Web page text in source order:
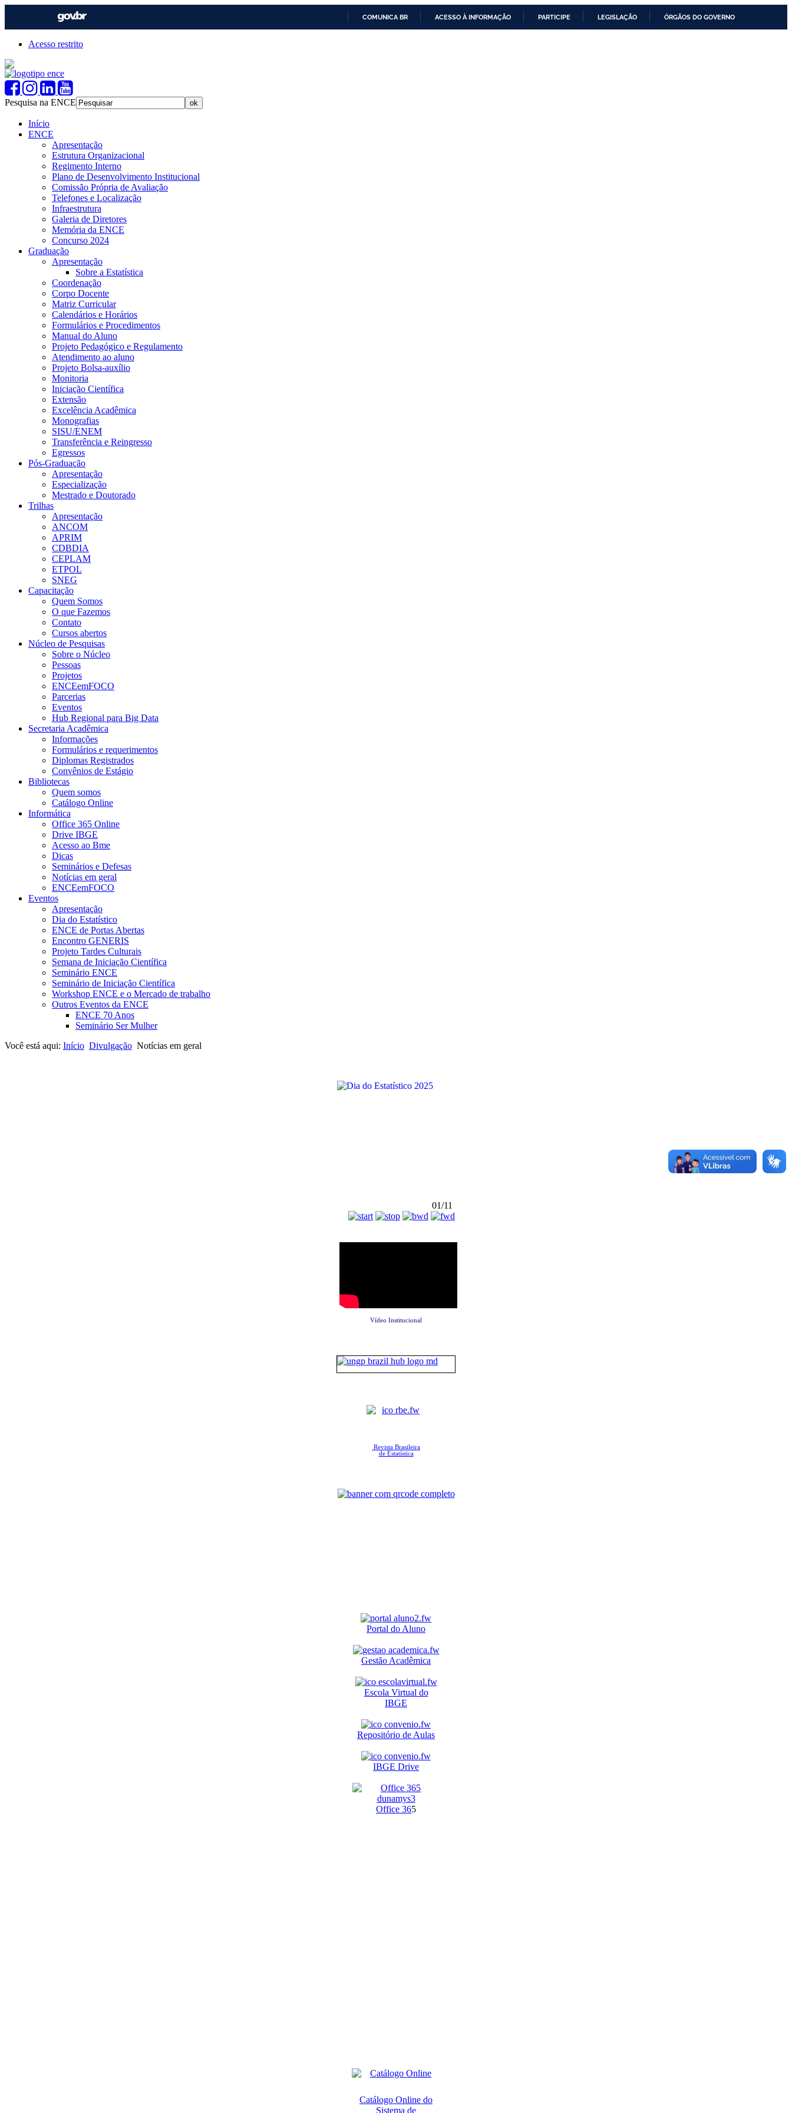
COMUNICA BR ACESSO À INFORMAÇÃO PARTICIPE LEGISLAÇÃO ÓRGÃOS DO GOVERNO
Acesso restrito
Pesquisa na ENCE
Início
ENCE
Apresentação
Estrutura Organizacional
Regimento Interno
Plano de Desenvolvimento Institucional
Comissão Própria de Avaliação
Telefones e Localização
Infraestrutura
Galeria de Diretores
Memória da ENCE
Concurso 2024
Graduação
Apresentação
Sobre a Estatística
Coordenação
Corpo Docente
Matriz Curricular
Calendários e Horários
Formulários e Procedimentos
Manual do Aluno
Projeto Pedagógico e Regulamento
Atendimento ao aluno
Projeto Bolsa-auxílio
Monitoria
Iniciação Científica
Extensão
Excelência Acadêmica
Monografias
SISU/ENEM
Transferência e Reingresso
Egressos
Pós-Graduação
Apresentação
Especialização
Mestrado e Doutorado
Trilhas
Apresentação
ANCOM
APRIM
CDBDIA
CEPLAM
ETPOL
SNEG
Capacitação
Quem Somos
O que Fazemos
Contato
Cursos abertos
Núcleo de Pesquisas
Sobre o Núcleo
Pessoas
Projetos
ENCEemFOCO
Parcerias
Eventos
Hub Regional para Big Data
Secretaria Acadêmica
Informações
Formulários e requerimentos
Diplomas Registrados
Convênios de Estágio
Bibliotecas
Quem somos
Catálogo Online
Informática
Office 365 Online
Drive IBGE
Acesso ao Bme
Dicas
Seminários e Defesas
Notícias em geral
ENCEemFOCO
Eventos
Apresentação
Dia do Estatístico
ENCE de Portas Abertas
Encontro GENERIS
Projeto Tardes Culturais
Semana de Iniciação Científica
Seminário ENCE
Seminário de Iniciação Científica
Workshop ENCE e o Mercado de trabalho
Outros Eventos da ENCE
ENCE 70 Anos
Seminário Ser Mulher
Você está aqui: Início Divulgação Notícias em geral
01/11
Vídeo Institucional
Revista Brasileira
de Estatística
Portal do Aluno
Gestão Acadêmica
Escola Virtual do
IBGE
Repositório de Aulas
IBGE Drive
Office 365
Catálogo Online do
Sistema de